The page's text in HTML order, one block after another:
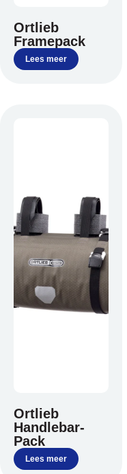
Contact
De winkel
Maak een afspraak
Ortlieb
Framepack
Lees meer
Ortlieb
Handlebar-
Pack
Lees meer